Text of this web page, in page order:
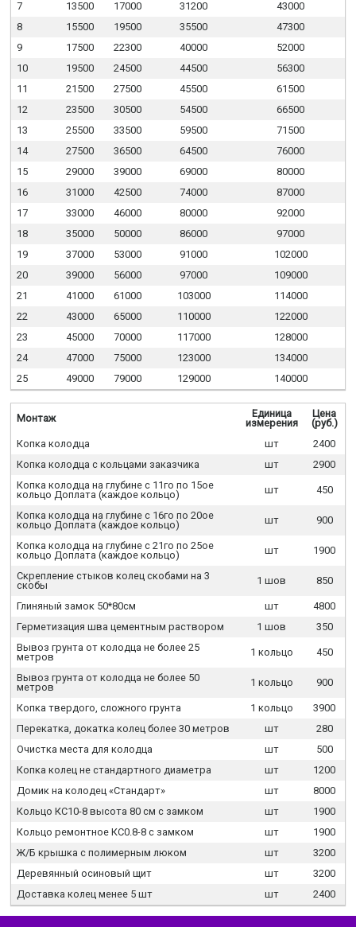
7 13500 17000 31200
43000
8
15500 19500 35500
47300
9
17500 22300 40000
52000
10
19500 24500 44500
56300
11
21500 27500 45500
61500
12
23500 30500 54500
66500
13
25500 33500 59500
71500
14
27500 36500 64500
76000
15
29000 39000 69000
80000
16
31000 42500 74000
87000
17
33000 46000 80000
92000
18
35000 50000 86000
97000
19
37000 53000 91000
102000
20
39000 56000 97000
109000
21
41000 61000 103000
114000
22
43000 65000 110000
122000
23
45000 70000 117000
128000
24
47000 75000 123000
134000
25
49000 79000 129000 140000
Монтаж
Единица
измерения
Цена
(руб.)
Копка колодца
шт
2400
Копка колодца с кольцами заказчика
шт
2900
Копка колодца на глубине с 11го по 15ое
кольцо Доплата (каждое кольцо)
шт 450
Копка колодца на глубине с 16го по 20ое
кольцо Доплата (каждое кольцо)
шт 900
Копка колодца на глубине с 21го по 25ое
кольцо Доплата (каждое кольцо)
шт 1900
Скрепление стыков колец скобами на 3
скобы
1 шов 850
Глиняный замок 50*80см шт
4800
Герметизация шва цементным раствором
1 шов
350
Вывоз грунта от колодца не более 25
метров
1 кольцо 450
Вывоз грунта от колодца не более 50
метров
1 кольцо 900
Копка твердого, сложного грунта 1 кольцо
3900
Перекатка, докатка колец более 30 метров
шт
280
Очистка места для колодца
шт
500
Копка колец не стандартного диаметра
шт
1200
Домик на колодец «Стандарт»
шт
8000
Кольцо КС10-8 высота 80 см с замком
шт
1900
Кольцо ремонтное КС0.8-8 с замком
шт
1900
Ж/Б крышка с полимерным люком
шт
3200
Деревянный осиновый щит
шт
3200
Доставка колец менее 5 шт
шт 2400